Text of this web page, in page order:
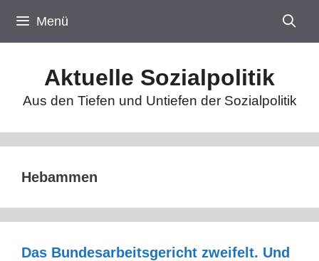
Inhalt
springen
Menü
Aktuelle Sozialpolitik
Aus den Tiefen und Untiefen der Sozialpolitik
Hebammen
Das Bundesarbeitsgericht zweifelt. Und